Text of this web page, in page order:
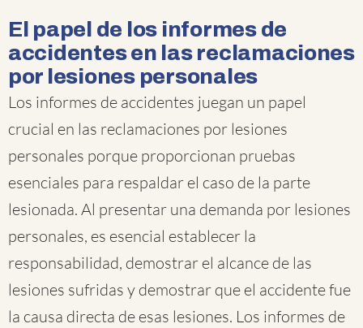
El papel de los informes de
accidentes en las reclamaciones
por lesiones personales
Los informes de accidentes juegan un papel
crucial en las reclamaciones por lesiones
personales porque proporcionan pruebas
esenciales para respaldar el caso de la parte
lesionada. Al presentar una demanda por lesiones
personales, es esencial establecer la
responsabilidad, demostrar el alcance de las
lesiones sufridas y demostrar que el accidente fue
la causa directa de esas lesiones. Los informes de